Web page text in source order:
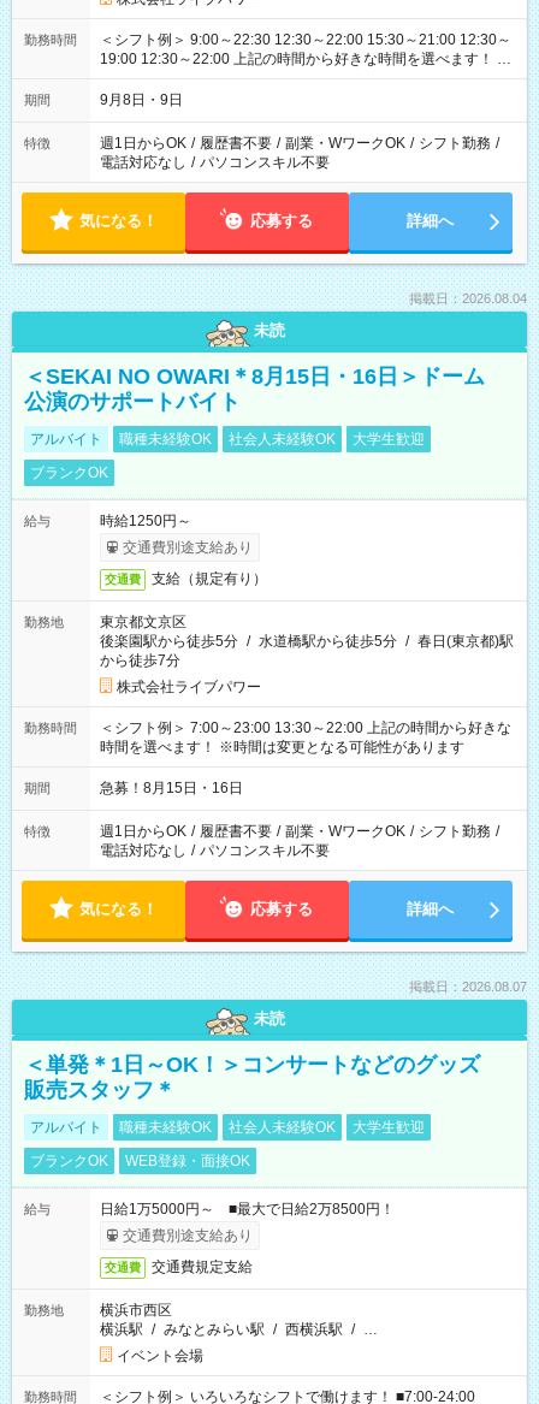
勤務時間
＜シフト例＞ 9:00～22:30 12:30～22:00 15:30～21:00 12:30～
19:00 12:30～22:00 上記の時間から好きな時間を選べます！ ※
時間は変更となる可能性があります
期間 9月8日・9日
特徴 週1日からOK / 履歴書不要 / 副業・WワークOK / シフト勤務 /
電話対応なし / パソコンスキル不要
気になる！ 応募する 詳細へ
掲載日：2026.08.04
未読
＜SEKAI NO OWARI＊8月15日・16日＞ドーム
公演のサポートバイト
アルバイト 職種未経験OK 社会人未経験OK
大学生歓迎
ブランクOK
給与
時給1250円～
交通費別途支給あり
交通費 支給（規定有り）
勤務地
東京都文京区
後楽園駅から徒歩5分 / 水道橋駅から徒歩5分 / 春日(東京都)駅
から徒歩7分
株式会社ライブパワー
勤務時間
＜シフト例＞ 7:00～23:00 13:30～22:00 上記の時間から好きな
時間を選べます！ ※時間は変更となる可能性があります
期間 急募！8月15日・16日
特徴 週1日からOK / 履歴書不要 / 副業・WワークOK / シフト勤務 /
電話対応なし / パソコンスキル不要
気になる！ 応募する 詳細へ
掲載日：2026.08.07
未読
＜単発＊1日～OK！＞コンサートなどのグッズ
販売スタッフ＊
アルバイト 職種未経験OK 社会人未経験OK
大学生歓迎
ブランクOK
WEB登録・面接OK
給与
日給1万5000円～ ■最大で日給2万8500円！
交通費別途支給あり
交通費 交通費規定支給
勤務地
横浜市西区
横浜駅 / みなとみらい駅 / 西横浜駅 / …
イベント会場
勤務時間 ＜シフト例＞ いろいろなシフトで働けます！ ■7:00-24:00